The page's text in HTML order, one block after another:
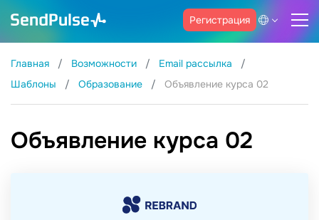
Регистрация
Главная Возможности
Email рассылка
Шаблоны
Образование Объявление курса 02
Объявление курса 02